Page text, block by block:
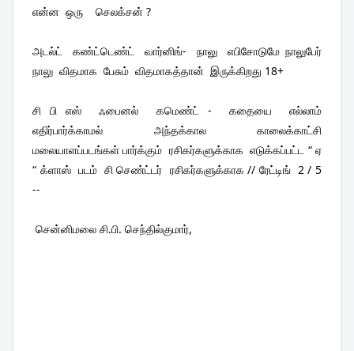
என்ன  ஒரு    செலக்சன் ?
அடல்ட்  கண்ட்டெண்ட்  வார்னிங்-  நாலு  எபிசோடுமே நாலுபேர்
நாலு  விதமாக  பேசும்  விதமாகத்தான்  இருக்கிறது 18+
சி பி எஸ்  ஃபைனல்  கமெண்ட் -  கதையை  எல்லாம்
எதிர்பார்க்காமல்  அந்தக்கால  காலைக்காட்சி
மலையாளப்படங்கள் பார்க்கும்  ரசிகர்களுக்காக  எடுக்கப்பட்ட “ ஏ
“ க்ளாஸ்  படம்  சி செண்ட்டர்  ரசிகர்களுக்காக // ரேட்டிங்  2 / 5
--
சென்னிமலை சி.பி. செந்தில்குமார்,